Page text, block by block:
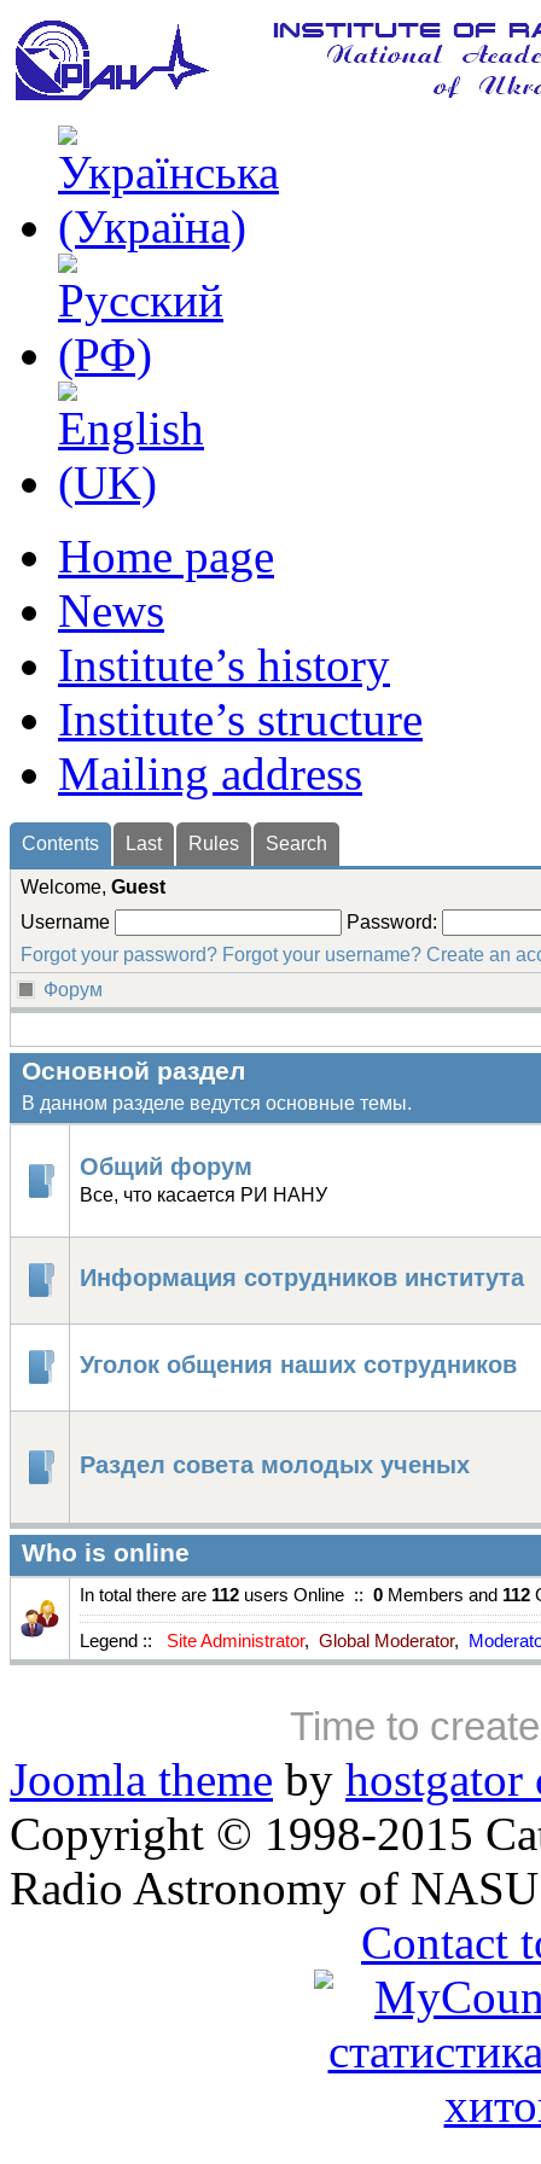
Home page
News
Institute’s history
Institute’s structure
Mailing address
Сontents Last Rules Search
Welcome, Guest
Username
Password:
Forgot your password? Forgot your username? Create an
Форум
Основной раздел
В данном разделе ведутся основные темы.
Общий форум
Все, что касается РИ НАНУ
Информация сотрудников института
Уголок общения наших сотрудников
Раздел совета молодых ученых
Who is online
In total there are 112 users Online :: 0 Members and 112
Legend :: Site Administrator, Global Moderator,
Time to
Joomla theme by hostgator
Copyright © 1998-2015
Radio Astronomy of
Contact